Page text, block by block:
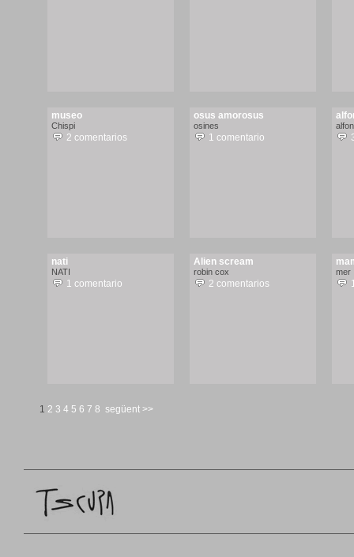
museo
Chispi
2 comentarios
osus amorosus
osines
1 comentario
nati
NATI
1 comentario
Alien scream
robin cox
2 comentarios
mer
1 2 3 4 5 6 7 8 següent >>